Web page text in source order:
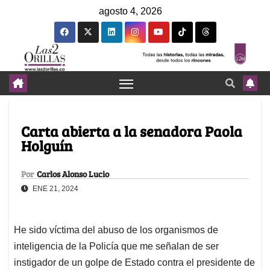
agosto 4, 2026
Carta abierta a la senadora Paola
Holguín
Por Carlos Alonso Lucio
ENE 21, 2024
He sido víctima del abuso de los organismos de
inteligencia de la Policía que me señalan de ser
instigador de un golpe de Estado contra el presidente de